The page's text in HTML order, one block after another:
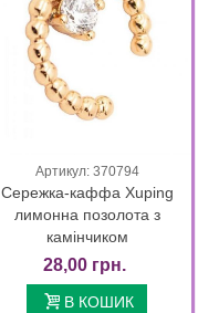
Артикул: 370794
Сережка-каффа Xuping
лимонна позолота з
камінчиком
28,00 грн.
В КОШИК